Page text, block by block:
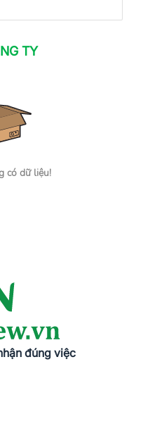
TY
có dữ liệu!
đúng việc